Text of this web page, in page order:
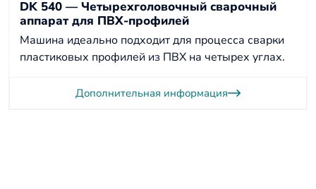
DK 540 — Четырехголовочный сварочный
аппарат для ПВХ-профилей
Машина идеально подходит для процесса сварки
пластиковых профилей из ПВХ на четырех углах.
Дополнительная информация